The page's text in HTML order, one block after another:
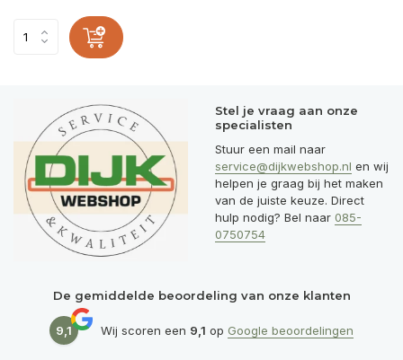
Stel je vraag aan onze
specialisten
Stuur een mail naar
service@dijkwebshop.nl en wij
helpen je graag bij het maken
van de juiste keuze. Direct
hulp nodig? Bel naar 085-
0750754
De gemiddelde beoordeling van onze klanten
9,1 Wij scoren een 9,1 op Google beoordelingen